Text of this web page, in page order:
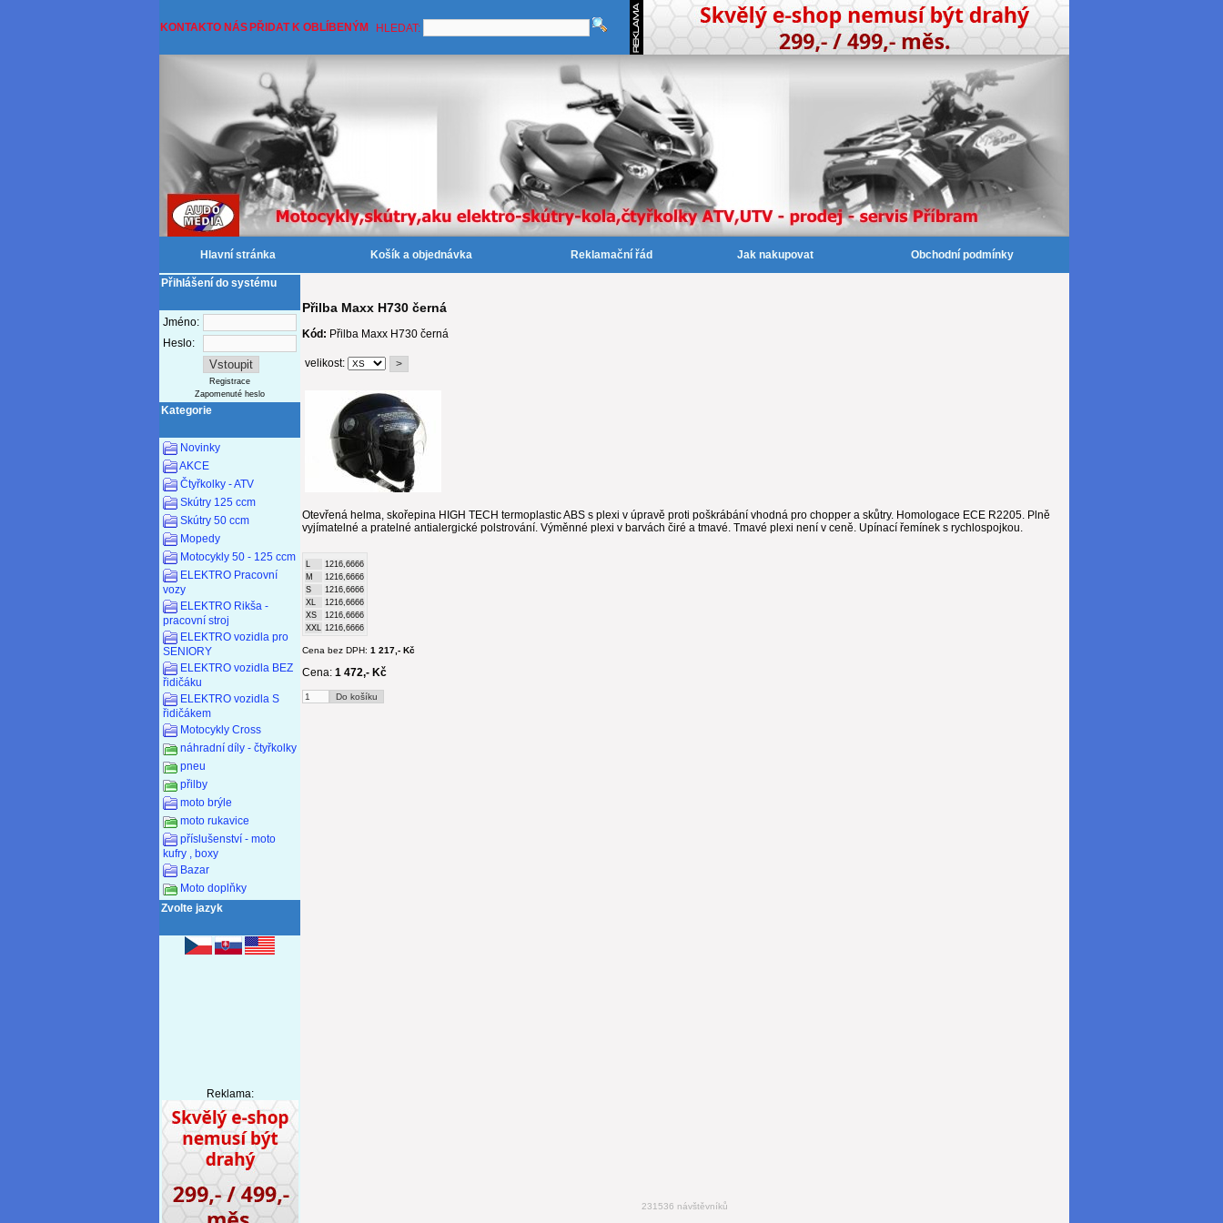
KONTAKTO NÁS PŘIDAT K OBLÍBENÝM HLEDAT:
Hlavní stránka Košík a objednávka Reklamační řád Jak nakupovat Obchodní podmínky
Přihlášení do systému
Jméno:
Heslo:
Registrace
Zapomenuté heslo
Kategorie
Novinky
AKCE
Čtyřkolky - ATV
Skútry 125 ccm
Skútry 50 ccm
Mopedy
Motocykly 50 - 125 ccm
ELEKTRO Pracovní
vozy
ELEKTRO Rikša -
pracovní stroj
ELEKTRO vozidla pro
SENIORY
ELEKTRO vozidla BEZ
řidičáku
ELEKTRO vozidla S
řidičákem
Motocykly Cross
náhradní díly - čtyřkolky
pneu
přilby
moto brýle
moto rukavice
příslušenství - moto
kufry , boxy
Bazar
Moto doplňky
Zvolte jazyk
Reklama:
Přilba Maxx H730 černá
Kód: Přilba Maxx H730 černá
velikost:
Otevřená helma, skořepina HIGH TECH termoplastic ABS s plexi v úpravě proti poškrábání vhodná pro chopper a skůtry. Homologace ECE R2205. Plně
vyjímatelné a pratelné antialergické polstrování. Výměnné plexi v barvách čiré a tmavé. Tmavé plexi není v ceně. Upínací řemínek s rychlospojkou.
L
1216,6666
M
1216,6666
S
1216,6666
XL
1216,6666
XS
1216,6666
XXL 1216,6666
Cena bez DPH: 1 217,- Kč
Cena: 1 472,- Kč
231536 návštěvníků